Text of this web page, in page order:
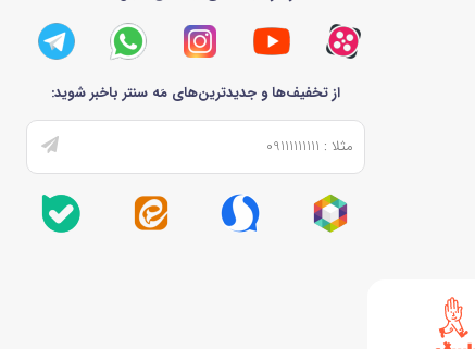
از تخفیف‌ها و جدیدترین‌های مَه سنتر باخبر شوید: